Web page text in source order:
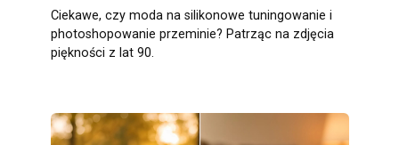
Ciekawe, czy moda na silikonowe tuningowanie i
photoshopowanie przeminie? Patrząc na zdjęcia
piękności z lat 90.